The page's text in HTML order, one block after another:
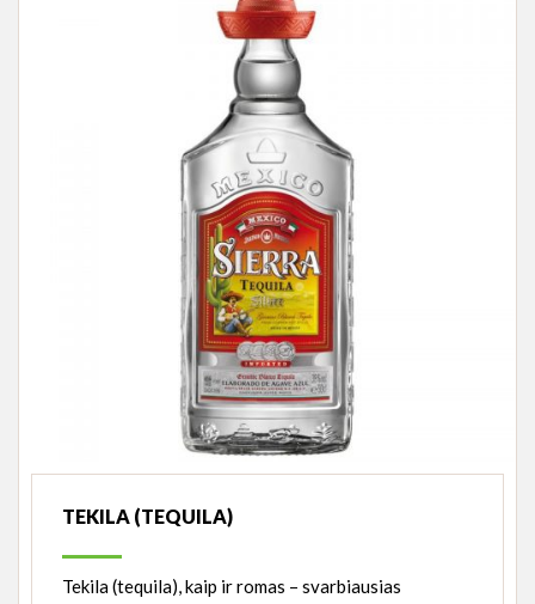
TEKILA (TEQUILA)
Tekila (tequila), kaip ir romas – svarbiausias